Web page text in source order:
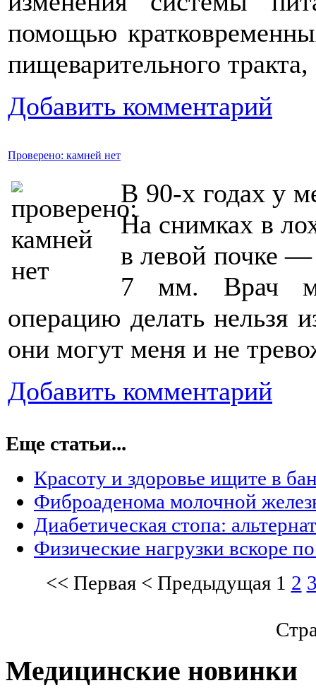
помощью
пищеварительного
Добавить комментарий
Проверено: камней нет
В 90-х годах у
На снимках в
в левой почке
7 мм. Врач
операцию делать нельзя
они могут меня и не
Добавить комментарий
Еще статьи...
Красоту и здоровье ищите в
Фиброаденома молочной
Диабетическая стопа:
Физические нагрузки вскоре
<< Первая< Предыдущая 1 2
Медицинские новинки